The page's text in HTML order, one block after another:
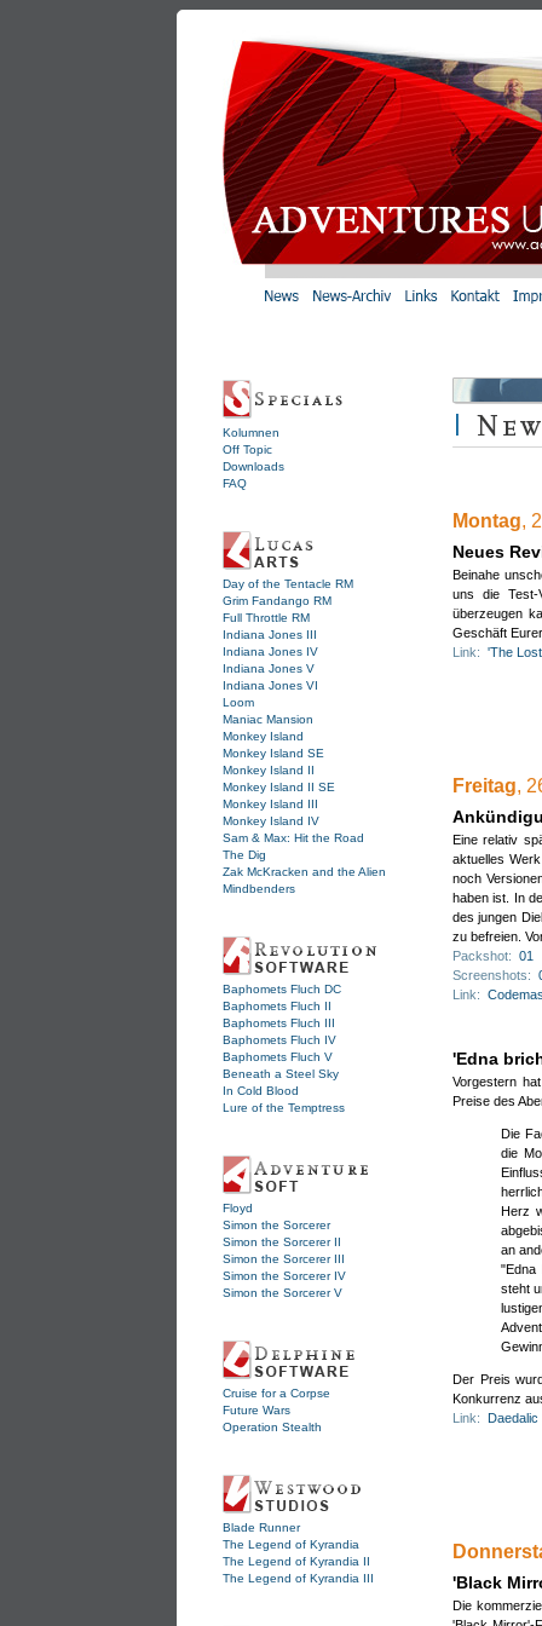
Kolumnen
Off Topic
Downloads
FAQ
Day of the Tentacle RM
Grim Fandango RM
Full Throttle RM
Indiana Jones III
Indiana Jones IV
Indiana Jones V
Indiana Jones VI
Loom
Maniac Mansion
Monkey Island
Monkey Island SE
Monkey Island II
Monkey Island II SE
Monkey Island III
Monkey Island IV
Sam & Max: Hit the Road
The Dig
Zak McKracken and the Alien
Mindbenders
Baphomets Fluch DC
Baphomets Fluch II
Baphomets Fluch III
Baphomets Fluch IV
Baphomets Fluch V
Beneath a Steel Sky
In Cold Blood
Lure of the Temptress
Floyd
Simon the Sorcerer
Simon the Sorcerer II
Simon the Sorcerer III
Simon the Sorcerer IV
Simon the Sorcerer V
Cruise for a Corpse
Future Wars
Operation Stealth
Blade Runner
The Legend of Kyrandia
The Legend of Kyrandia II
The Legend of Kyrandia III
Montag,
Neues
Beinahe
uns die Test-
überzeugen
Geschäft
Link: 'The
Du
Freitag,
Eine relativ
aktuelles
noch
haben ist. In
des jungen
zu befreien.
Packshot: 01
Screenshots:
Link:
'Edna
Vorgestern
Preise des
Die
die
Herz
an
"Edna
steht
Der Preis
Konkurrenz
Link: Daedalic
'Black
Die